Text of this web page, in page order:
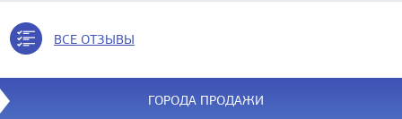
ВСЕ ОТЗЫВЫ
ГОРОДА ПРОДАЖИ